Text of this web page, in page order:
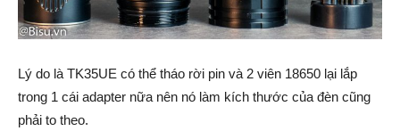
Lý do là TK35UE có thể tháo rời pin và 2 viên 18650 lại lắp
trong 1 cái adapter nữa nên nó làm kích thước của đèn cũng
phải to theo.